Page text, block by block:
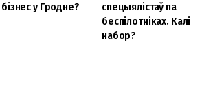
бізнес у Гродне?
спецыялістаў па
беспілотніках. Калі
набор?